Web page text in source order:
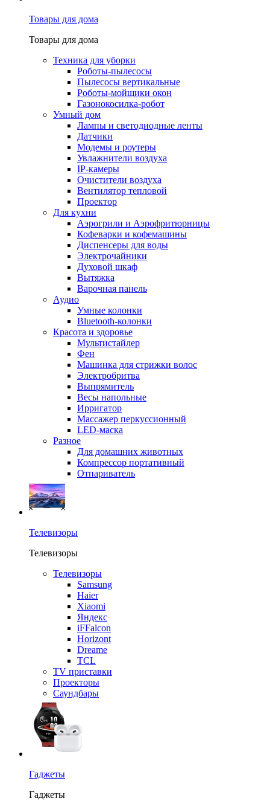
Товары для дома
Товары для дома
Техника для уборки
Роботы-пылесосы
Пылесосы вертикальные
Роботы-мойщики окон
Газонокосилка-робот
Умный дом
Лампы и светодиодные ленты
Датчики
Модемы и роутеры
Увлажнители воздуха
IP-камеры
Очистители воздуха
Вентилятор тепловой
Проектор
Для кухни
Аэрогрили и Аэрофритюрницы
Кофеварки и кофемашины
Диспенсеры для воды
Электрочайники
Духовой шкаф
Вытяжка
Варочная панель
Аудио
Умные колонки
Bluetooth-колонки
Красота и здоровье
Мультистайлер
Фен
Машинка для стрижки волос
Электробритва
Выпрямитель
Весы напольные
Ирригатор
Массажер перкуссионный
LED-маска
Разное
Для домашних животных
Компрессор портативный
Отпариватель
Телевизоры
Телевизоры
Телевизоры
Samsung
Haier
Xiaomi
Яндекс
iFFalcon
Horizont
Dreame
TCL
TV приставки
Проекторы
Саундбары
Гаджеты
Гаджеты